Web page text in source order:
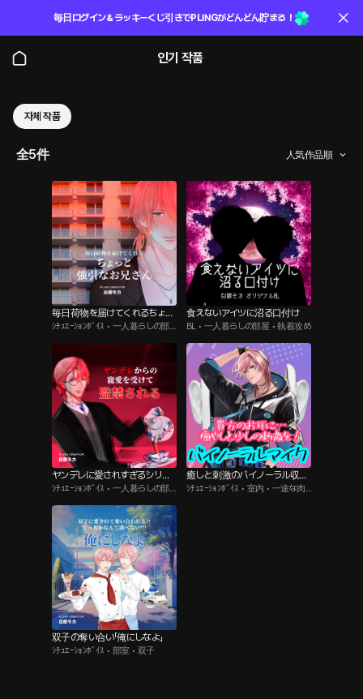
毎日ログイン＆ラッキーくじ引きでPLINGがどんどん貯まる！
인기 작품
자체 작품
全5件 人気作品順
毎日荷物を届けてくれるちょっ
と強引なお兄さん
ｼﾁｭｴｰｼｮﾝﾎﾞｲｽ • 一人暮らしの部
食えないアイツに沼る口付け
BL • 一人暮らしの部屋 • 執着攻め
ヤンデレに愛されすぎるシリー
ズ
ｼﾁｭｴｰｼｮﾝﾎﾞｲｽ • 一人暮らしの部
癒しと刺激のバイノーラル収録
集
ｼﾁｭｴｰｼｮﾝﾎﾞｲｽ • 室内 • 一途な肉
双子の奪い合い「俺にしなよ」
ｼﾁｭｴｰｼｮﾝﾎﾞｲｽ • 部室 • 双子